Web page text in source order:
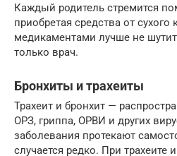
Каждый родитель стремится
приобретая средства от сухого
медикаментами лучше не
только врач.
Бронхиты и трахеиты
Трахеит и бронхит —
ОРЗ, гриппа, ОРВИ и других
заболевания протекают
случается редко. При